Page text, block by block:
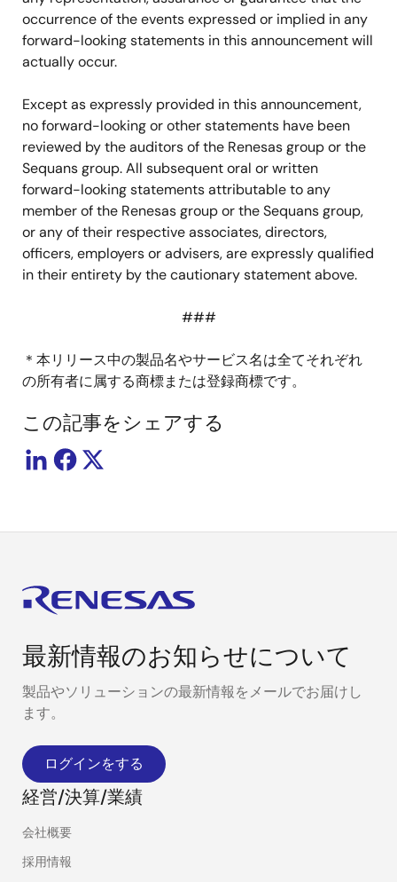
occurrence of the events expressed or implied in any
forward-looking statements in this announcement will
actually occur.
Except as expressly provided in this announcement,
no forward-looking or other statements have been
reviewed by the auditors of the Renesas group or the
Sequans group. All subsequent oral or written
forward-looking statements attributable to any
member of the Renesas group or the Sequans group,
or any of their respective associates, directors,
officers, employers or advisers, are expressly qualified
in their entirety by the cautionary statement above.
###
＊本リリース中の製品名やサービス名は全てそれぞれ
の所有者に属する商標または登録商標です。
この記事をシェアする
最新情報のお知らせについて
製品やソリューションの最新情報をメールでお届けし
ます。
ログインをする
経営/決算/業績
会社概要
採用情報